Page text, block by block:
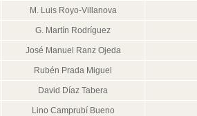
M. Luis Royo-Villanova
G. Martín Rodríguez
José Manuel Ranz Ojeda
Rubén Prada Miguel
David Díaz Tabera
Lino Camprubí Bueno